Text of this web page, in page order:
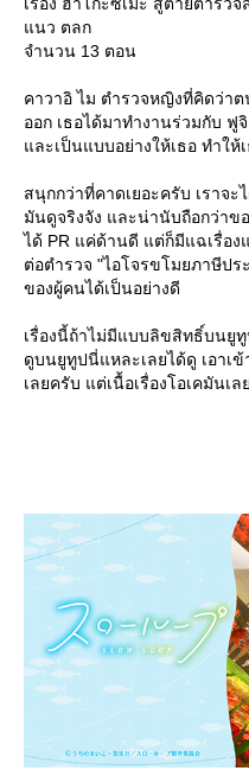
เรื่อง ฮาโกะซึเมะ สู้ตายตำรวจ
นว ตลก
จำนวน 13 ตอน
คาวาอิ ไม ตำรวจหญิงที่คิดว่า
ออก เธอได้มาทำงานร่วมกับ
ละเป็นแบบอย่างให้เธอ ทำให้
สนุกกว่าที่คาดเยอะครับ เราจ
มันดูจริงจัง และน่านับถือกว่าข
ได้ PR แค่ด้านดี แต่ก็มีแฉเรื่อ
ต่อตำรวจ "ไอโจรขโมยภาษีป
ของผู้คนได้เป็นอย่างดี
เรื่องนี้ถ้าไม่มีแบบลิขสิทธิ์บนยู
ดูบนยูทูปนี่แหละเลยได้ดู เอาเ
เลยครับ แต่เนื้อเรื่องโอเคมันเ